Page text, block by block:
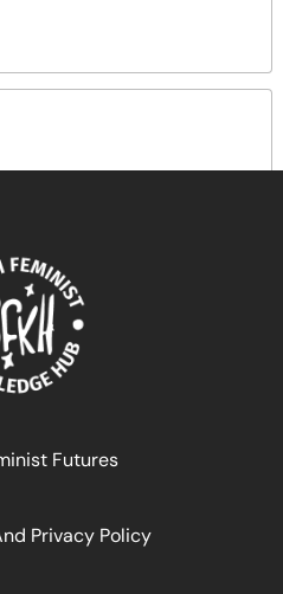
Futures
Privacy Policy